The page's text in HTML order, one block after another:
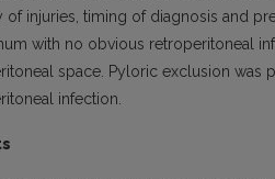
of injuries, timing of diagnosis and
with no obvious retroperitoneal
space. Pyloric exclusion was
infection.